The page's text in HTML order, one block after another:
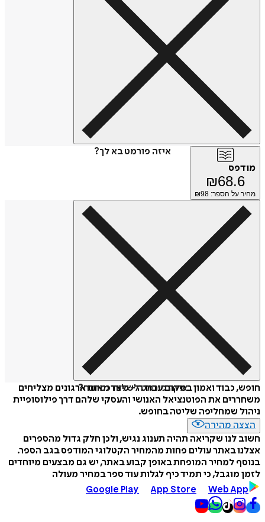
איזה פורמט בא לך?
מודפס
₪68.6
מחיר על הספר: ₪ 98
איזה פורמט לשלוח כמתנה?
חופש, כבוד ואמון במקום עבודה - כיצד מאות ארגונים מצליחים
משחררים את הפוטנציאל האנושי והעסקי שלהם דרך פילוסופיית
ניהול שמחליפה שליטה בחופש.
הצצה מהירה
חשוב לנו שקריאה תהיה תענוג נגיש, ולכן חלק גדול מהספרים
אצלנו באתר עולים פחות מהמחיר הקטלוגי המודפס בגב הספר.
בנוסף למחיר המופחת באופן קבוע באתר, יש גם מבצעים מיוחדים
לזמן מוגבל, כי תמיד כיף לגלות עוד ספר במחיר מעולה
Google Play
App Store Web App